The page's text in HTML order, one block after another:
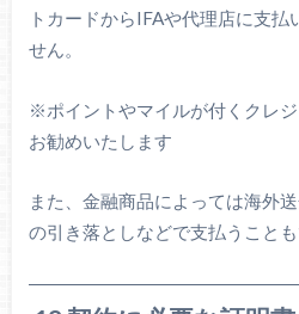
トカードからIFAや代理店に支払
せん。
※ポイントやマイルが付くクレ
お勧めいたします
また、金融商品によっては海外
の引き落としなどで支払うことも